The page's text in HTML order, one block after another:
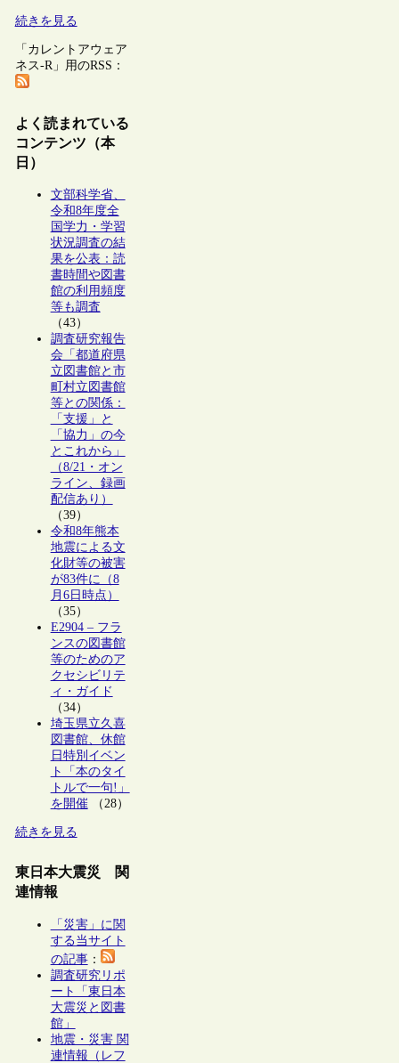
続きを見る
「カレントアウェア
ネス-R」用のRSS：
よく読まれている
コンテンツ（本
日）
文部科学省、
令和8年度全
国学力・学習
状況調査の結
果を公表：読
書時間や図書
館の利用頻度
等も調査
（43）
調査研究報告
会「都道府県
立図書館と市
町村立図書館
等との関係：
「支援」と
「協力」の今
とこれから」
（8/21・オン
ライン、録画
配信あり）
（39）
令和8年熊本
地震による文
化財等の被害
が83件に（8
月6日時点）
（35）
E2904 – フラ
ンスの図書館
等のためのア
クセシビリテ
ィ・ガイド
（34）
埼玉県立久喜
図書館、休館
日特別イベン
ト「本のタイ
トルで一句!」
を開催（28）
続きを見る
東日本大震災 関
連情報
「災害」に関
する当サイト
の記事：
調査研究リポ
ート「東日本
大震災と図書
館」
地震・災害 関
連情報（レフ